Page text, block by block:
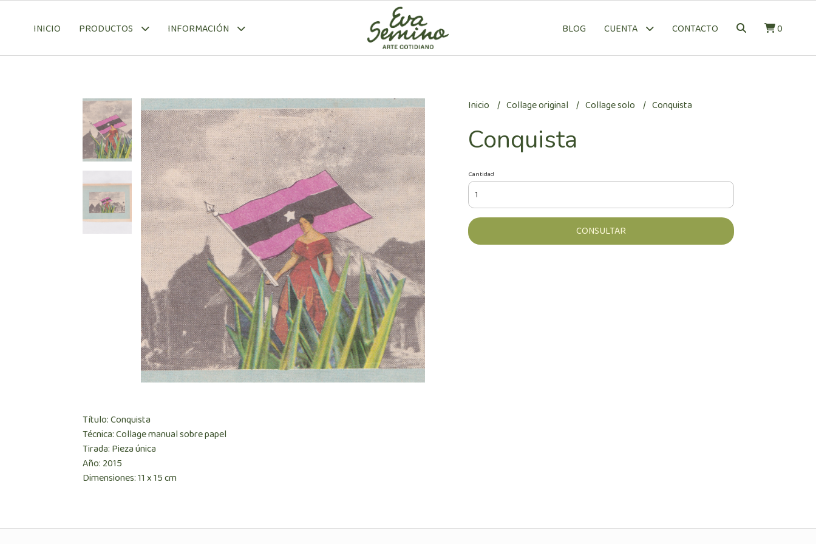
INICIO PRODUCTOS INFORMACIÓN BLOG CUENTA CONTACTO 0
Título: Conquista
Técnica: Collage manual sobre papel
Tirada: Pieza única
Año: 2015
Dimensiones: 11 x 15 cm
Inicio Collage original Collage solo Conquista
Conquista
Cantidad
CONSULTAR